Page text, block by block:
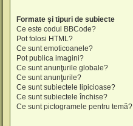
Formate și tipuri de subiecte
Ce este codul BBCode?
Pot folosi HTML?
Ce sunt emoticoanele?
Pot publica imagini?
Ce sunt anunţurile globale?
Ce sunt anunţurile?
Ce sunt subiectele lipicioase?
Ce sunt subiectele închise?
Ce sunt pictogramele pentru temă?